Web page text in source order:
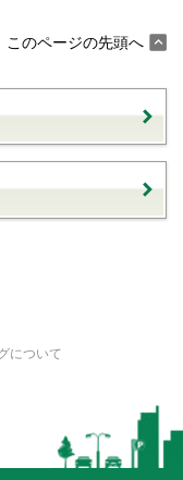
このページの先頭へ
について